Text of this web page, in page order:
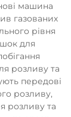
машина
газованих
рівня
для
розливу та
передові
розливу,
розливу та